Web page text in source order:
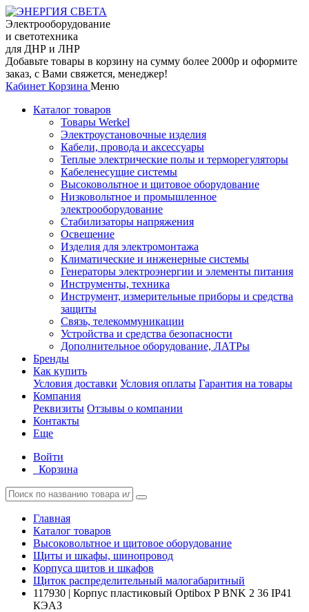
Электрооборудование
и светотехника
для ДНР и ЛНР
Добавьте товары в корзину на сумму более 2000р и оформите
заказ, с Вами свяжется, менеджер!
Кабинет Корзина Меню
Каталог товаров
Товары Werkel
Электроустановочные изделия
Кабели, провода и аксессуары
Теплые электрические полы и терморегуляторы
Кабеленесущие системы
Высоковольтное и щитовое оборудование
Низковольтное и промышленное
электрооборудование
Стабилизаторы напряжения
Освещение
Изделия для электромонтажа
Климатические и инженерные системы
Генераторы электроэнергии и элементы питания
Инструменты, техника
Инструмент, измерительные приборы и средства
защиты
Связь, телекоммуникации
Устройства и средства безопасности
Дополнительное оборудование, ЛАТРы
Бренды
Как купить
Условия доставки Условия оплаты Гарантия на товары
Компания
Реквизиты Отзывы о компании
Контакты
Еще
Войти
Корзина
Главная
Каталог товаров
Высоковольтное и щитовое оборудование
Щиты и шкафы, шинопровод
Корпуса щитов и шкафов
Щиток распределительный малогабаритный
117930 | Корпус пластиковый Optibox P BNK 2 36 IP41
КЭАЗ